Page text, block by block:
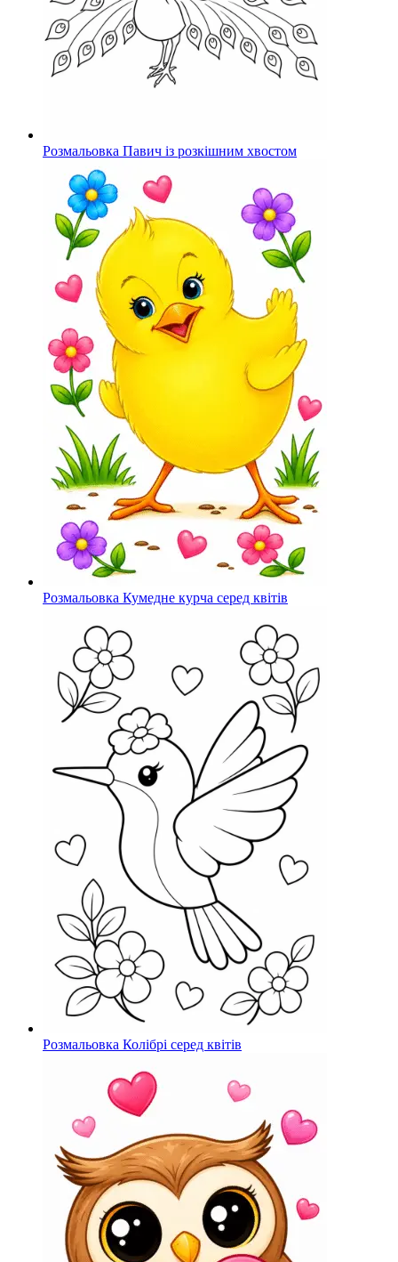
Розмальовка Павич із розкішним хвостом
Розмальовка Кумедне курча серед квітів
Розмальовка Колібрі серед квітів